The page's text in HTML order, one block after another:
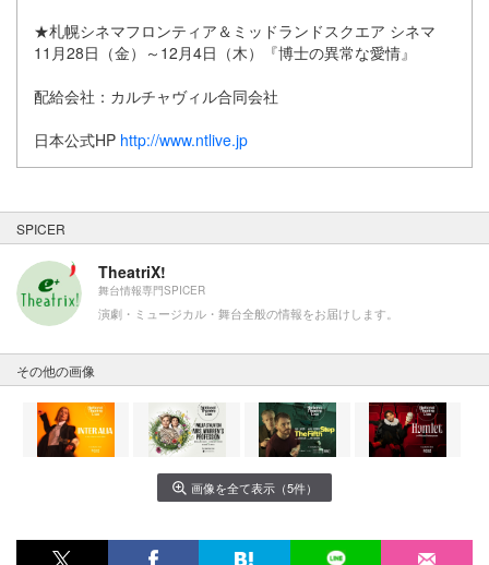
★札幌シネマフロンティア＆ミッドランドスクエア シネマ
11月28日（金）～12月4日（木）『博士の異常な愛情』
配給会社：カルチャヴィル合同会社
日本公式HP http://www.ntlive.jp
SPICER
TheatriX!
舞台情報専門SPICER
演劇・ミュージカル・舞台全般の情報をお届けします。
その他の画像
画像を全て表示（5件）